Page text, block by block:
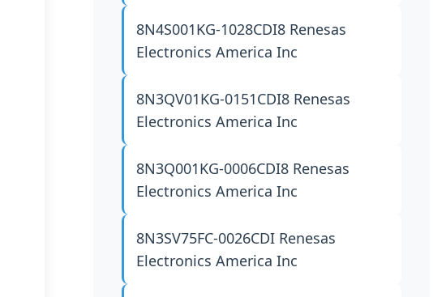
8N4S001KG-1028CDI8 Renesas
Electronics America Inc
8N3QV01KG-0151CDI8 Renesas
Electronics America Inc
8N3Q001KG-0006CDI8 Renesas
Electronics America Inc
8N3SV75FC-0026CDI Renesas
Electronics America Inc